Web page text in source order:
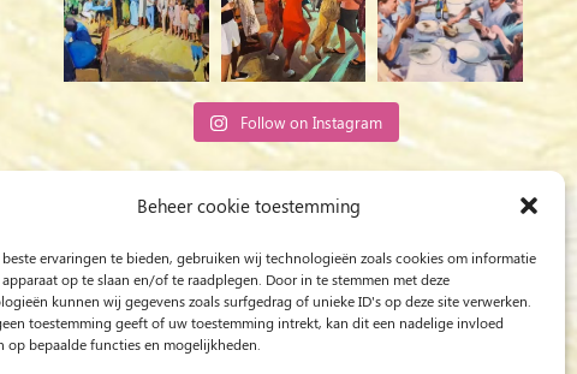
Beheer cookie toestemming
ervaringen te bieden, gebruiken wij technologieën zoals cookies om informatie
op te slaan en/of te raadplegen. Door in te stemmen met deze
kunnen wij gegevens zoals surfgedrag of unieke ID's op deze site verwerken.
toestemming geeft of uw toestemming intrekt, kan dit een nadelige invloed
op bepaalde functies en mogelijkheden.
Follow on Instagram
Rob Jacobs from ‘s-Hertogenbosch is a ‘Plein
Light and Love.